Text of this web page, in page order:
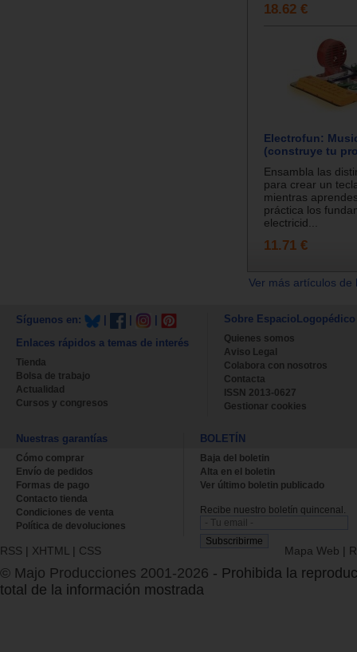
18.62 €
Electrofun:
(construye tu
Ensambla las
para crear un
mientras
práctica los
electricid...
11.71 €
Ver más artículos
Síguenos en:
Enlaces rápidos a temas de interés
Tienda
Bolsa de trabajo
Actualidad
Cursos y congresos
Sobre EspacioLogopédico
Quienes somos
Aviso Legal
Colabora con nosotros
Contacta
ISSN 2013-0627
Gestionar cookies
Nuestras garantías
Cómo comprar
Envío de pedidos
Formas de pago
Contacto tienda
Condiciones de venta
Política de devoluciones
BOLETÍN
Baja del boletin
Alta en el boletin
Ver último boletin publicado
Recibe nuestro boletín quincenal.
RSS | XHTML | CSS Mapa Web |
© Majo Producciones 2001-2026 - Prohibida la
total de la información mostrada